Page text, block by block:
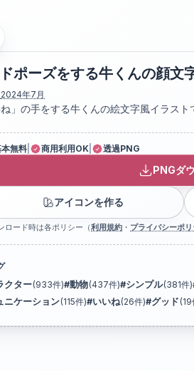
ポーズをする牛くんの顔文
2024年7月
ね」の手をする牛くんの絵文字風イラスト
無料 商用利用OK 透過PNG
PNGダ
アイコンを作る
ロード時は各ポリシー（利用規約 ・ プライバシーポ
クター(933件)#動物(437件)#シンプル(381件)
ニケーション(115件)#いいね(26件)#グッド (19